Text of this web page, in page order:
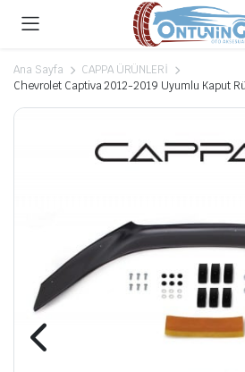
Ana Sayfa
CAPPA ÜRÜNLERİ
Chevrolet Captiva 2012-2019 Uyumlu Kaput